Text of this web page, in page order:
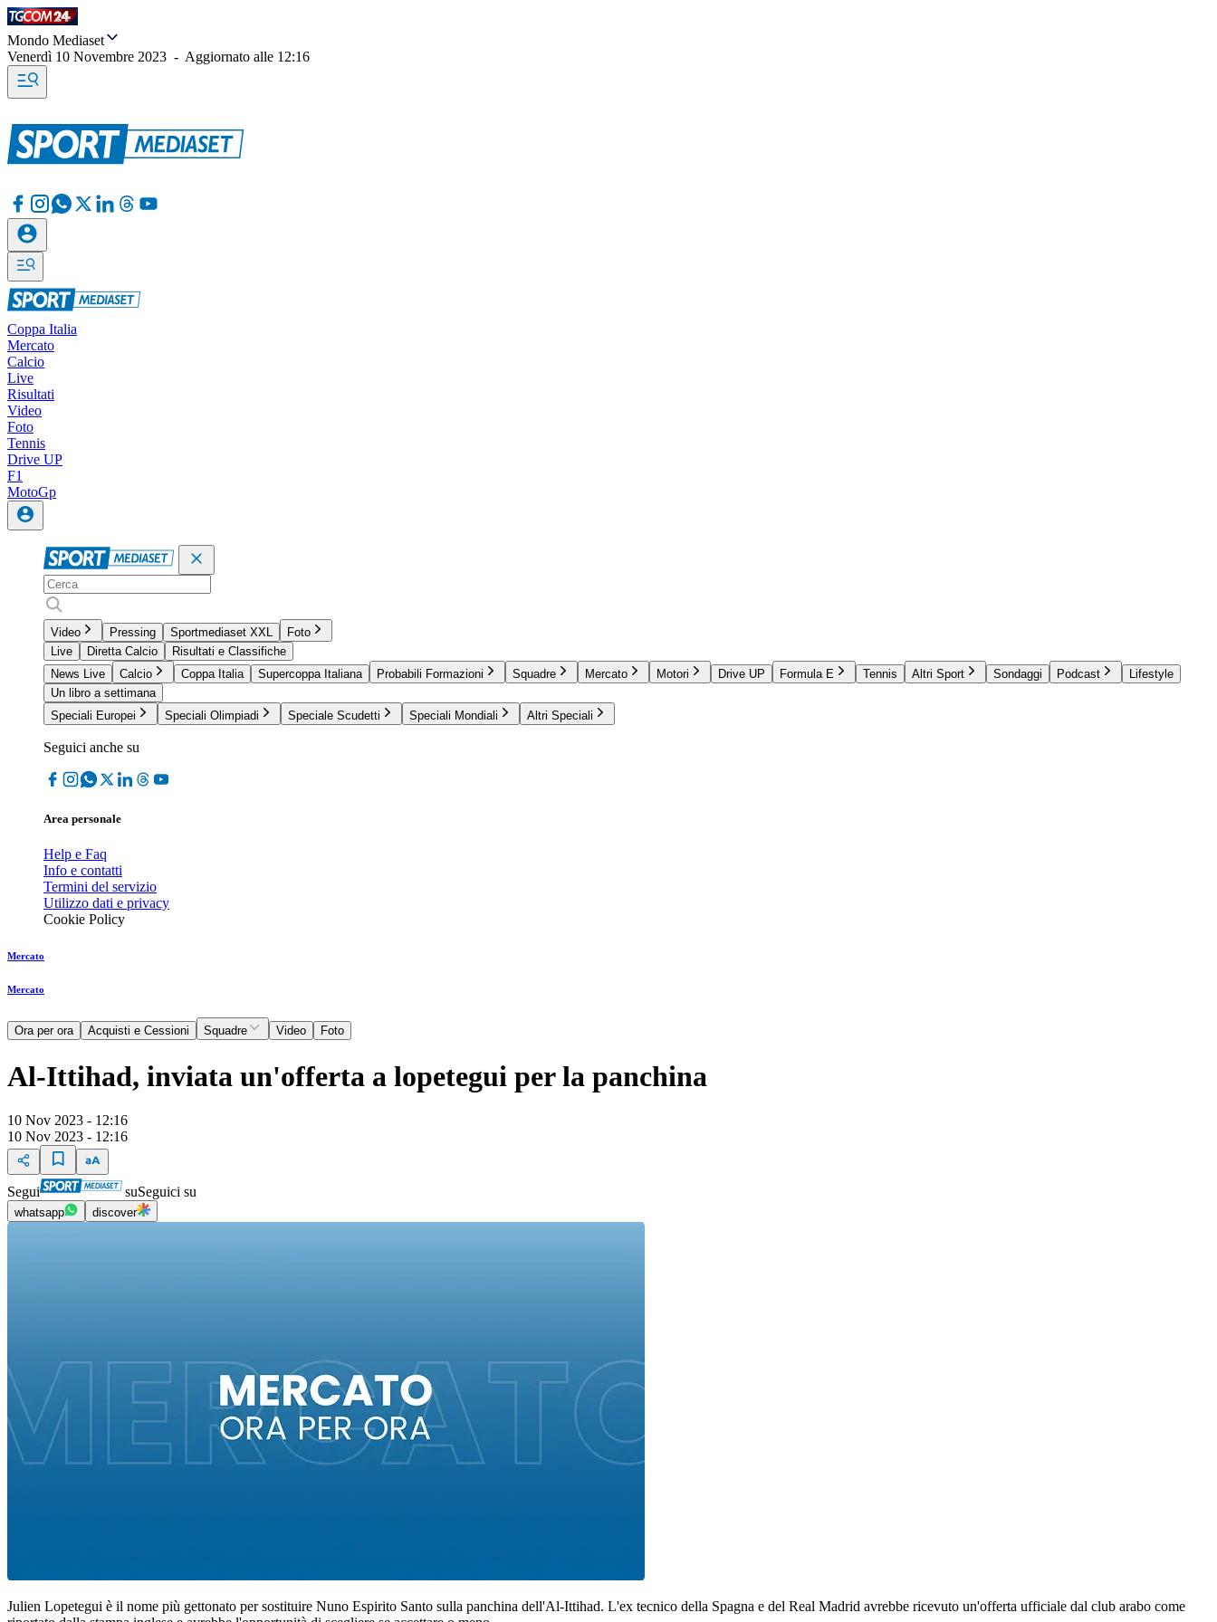
Mondo Mediaset
Venerdì 10 Novembre 2023 - Aggiornato alle 12:16
Coppa Italia
Mercato
Calcio
Live
Risultati
Video
Foto
Tennis
Drive UP
F1
MotoGp
Video Pressing Sportmediaset XXL
Foto
Live
Diretta Calcio
Risultati e Classifiche
News Live
Calcio Coppa Italia Supercoppa Italiana Probabili Formazioni Squadre Mercato Motori Drive UP Formula E Tennis Altri Sport Sondaggi Podcast
Lifestyle
Un libro a settimana
Speciali Europei
Speciali Olimpiadi Speciale Scudetti Speciali Mondiali Altri Speciali
Seguici anche su
Area personale
Help e Faq
Info e contatti
Termini del servizio
Utilizzo dati e privacy
Cookie Policy
Mercato
Mercato
Ora per ora Acquisti e Cessioni Squadre Video Foto
Al-Ittihad, inviata un'offerta a lopetegui per la panchina
10 Nov 2023 - 12:16
10 Nov 2023 - 12:16
Segui suSeguici su
whatsapp discover
Julien Lopetegui è il nome più gettonato per sostituire Nuno Espirito Santo sulla panchina dell'Al-Ittihad. L'ex tecnico della Spagna e del Real Madrid avrebbe ricevuto un'offerta ufficiale dal club arabo come